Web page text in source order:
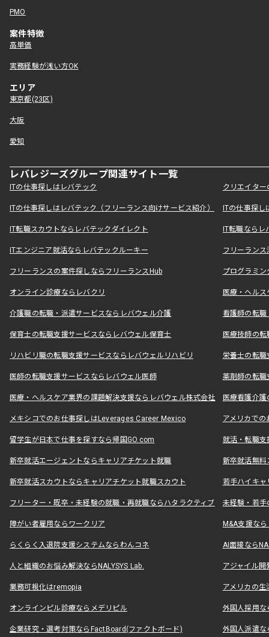
PMO
案件特徴
高単価
実務経験が浅い方OK
エリア
東京都(23区)
大阪
愛知
レバレジーズグループ関連サイト一覧
ITの仕事探しはレバテック クリエイタ
ITの仕事探しはレバテック（フリーランス向けサービス紹介） ITの仕事探
IT転職スカウトならレバテックダイレクト IT転職なら
ITエンジニア就活ならレバテックルーキー フリーラン
フリーランスの案件探しならフリーランスHub プログラミ
オンライン診療ならレバクリ 医療・ヘル
介護職の転職・派遣サービスならレバウェル介護 看護師の転
保育士の転職支援サービスならレバウェル保育士 医療技師の
リハビリ職の転職支援サービスならレバウェルリハビリ 栄養士の転
医師の転職支援サービスならレバウェル医師 薬剤師の転
医療・ヘルスケア業界の課題解決支援ならレバウェル株式会社 医療看護介
メキシコでのお仕事探しはLeverages Career Mexico アメリカで
留学生が日本で仕事を探すなら帰国GO.com 就活・転職
新卒就活エージェントならキャリアチケット就職 新卒就活無料
新卒就活スカウトならキャリアチケット就職スカウト 若手ハイキ
フリーター・既卒・未経験の就職・再就職ならハタラクティブ 未経験・若手
障がい者雇用ならワークリア M&A支援な
らくらく入退院支援システムならわんコネ AI面接なら
人と組織のお悩み解決ならNALYSYS Lab. アジャイル
業務可視化はremopia アメリカの
オンラインピル診療ならメデリピル 外国人採用
企業研究・選考対策ならFactBoard(ファクトボード) 外国人派遣な